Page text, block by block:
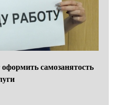
самозанятость